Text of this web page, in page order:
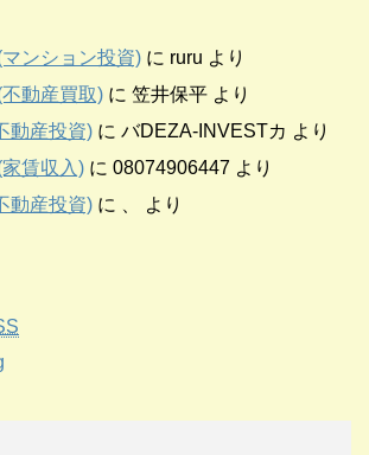
ンション投資) に ruru より
動産買取) に 笠井保平 より
動産投資) に バDEZA-INVESTカ より
賃収入) に 08074906447 より
動産投資) に より